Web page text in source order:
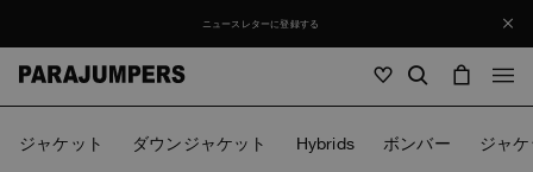
メンズ
ニュースレターに登録する
ジャケット ダウンジャケット Hybrids ボンバー ジャ